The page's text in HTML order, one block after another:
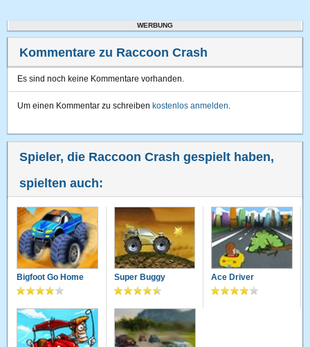
WERBUNG
Kommentare zu Raccoon Crash
Es sind noch keine Kommentare vorhanden.
Um einen Kommentar zu schreiben kostenlos anmelden.
Spieler, die Raccoon Crash gespielt haben,
spielten auch:
Bigfoot Go Home Super Buggy Ace Driver